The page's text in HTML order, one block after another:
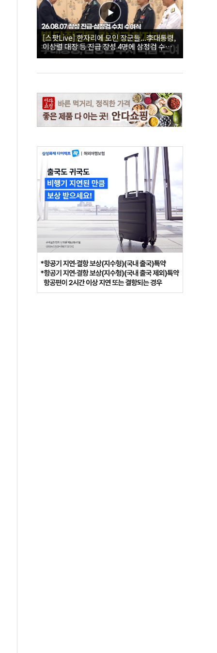
[스팟Live] 한자리에 모인 장군들...李대통령,
이상렬 대장 등 진급 장성 4명에 삼정검 수치
직접 수여｜26.08.07 장성 진급·삼정검 수치